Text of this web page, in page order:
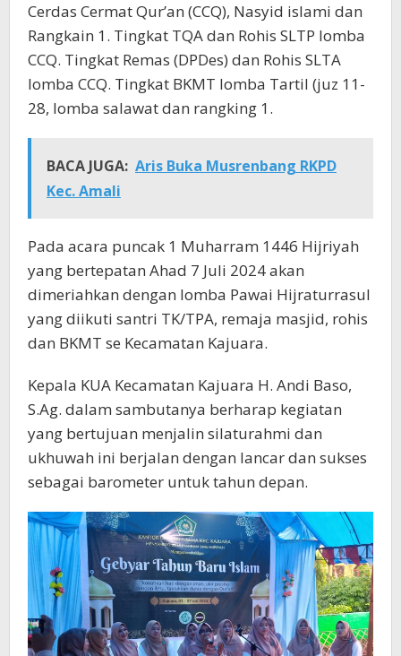
Cerdas Cermat Qur’an (CCQ), Nasyid islami dan
Rangkain 1. Tingkat TQA dan Rohis SLTP lomba
CCQ. Tingkat Remas (DPDes) dan Rohis SLTA
lomba CCQ. Tingkat BKMT lomba Tartil (juz 11-
28, lomba salawat dan rangking 1.
BACA JUGA: Aris Buka Musrenbang RKPD
Kec. Amali
Pada acara puncak 1 Muharram 1446 Hijriyah
yang bertepatan Ahad 7 Juli 2024 akan
dimeriahkan dengan lomba Pawai Hijraturrasul
yang diikuti santri TK/TPA, remaja masjid, rohis
dan BKMT se Kecamatan Kajuara.
Kepala KUA Kecamatan Kajuara H. Andi Baso,
S.Ag. dalam sambutanya berharap kegiatan
yang bertujuan menjalin silaturahmi dan
ukhuwah ini berjalan dengan lancar dan sukses
sebagai barometer untuk tahun depan.